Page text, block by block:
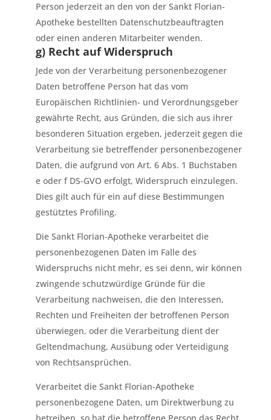
Person jederzeit an den von der Sankt Florian-
Apotheke bestellten Datenschutzbeauftragten
oder einen anderen Mitarbeiter wenden.
g) Recht auf Widerspruch
Jede von der Verarbeitung personenbezogener
Daten betroffene Person hat das vom
Europäischen Richtlinien- und Verordnungsgeber
gewährte Recht, aus Gründen, die sich aus ihrer
besonderen Situation ergeben, jederzeit gegen die
Verarbeitung sie betreffender personenbezogener
Daten, die aufgrund von Art. 6 Abs. 1 Buchstaben
e oder f DS-GVO erfolgt, Widerspruch einzulegen.
Dies gilt auch für ein auf diese Bestimmungen
gestütztes Profiling.
Die Sankt Florian-Apotheke verarbeitet die
personenbezogenen Daten im Falle des
Widerspruchs nicht mehr, es sei denn, wir können
zwingende schutzwürdige Gründe für die
Verarbeitung nachweisen, die den Interessen,
Rechten und Freiheiten der betroffenen Person
überwiegen, oder die Verarbeitung dient der
Geltendmachung, Ausübung oder Verteidigung
von Rechtsansprüchen.
Verarbeitet die Sankt Florian-Apotheke
personenbezogene Daten, um Direktwerbung zu